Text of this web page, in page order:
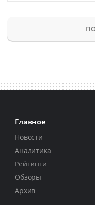
Главное
Новости
Аналитика
Рейтинги
Обзоры
Архив